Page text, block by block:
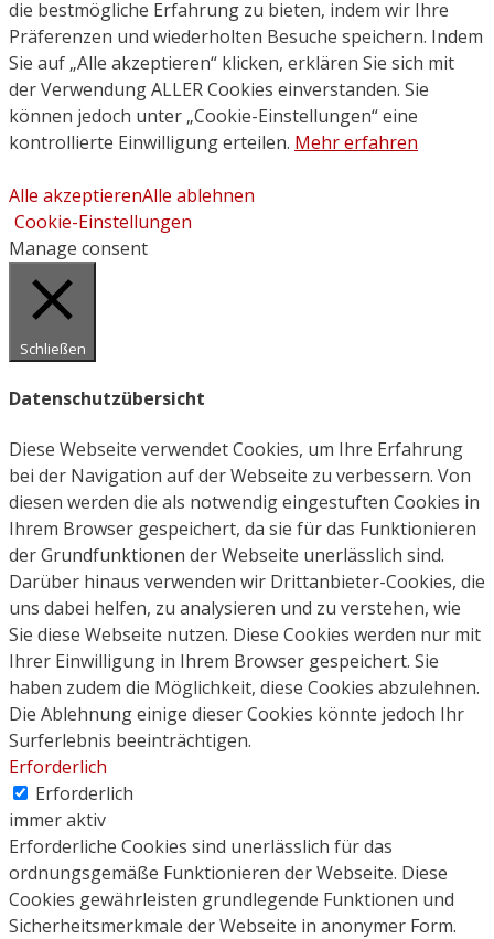
die bestmögliche Erfahrung zu bieten, indem wir Ihre
Präferenzen und wiederholten Besuche speichern. Indem
Sie auf „Alle akzeptieren“ klicken, erklären Sie sich mit
der Verwendung ALLER Cookies einverstanden. Sie
können jedoch unter „Cookie-Einstellungen“ eine
kontrollierte Einwilligung erteilen. Mehr erfahren
Alle akzeptierenAlle ablehnen
Cookie-Einstellungen
Manage consent
Schließen
Datenschutzübersicht
Diese Webseite verwendet Cookies, um Ihre Erfahrung
bei der Navigation auf der Webseite zu verbessern. Von
diesen werden die als notwendig eingestuften Cookies in
Ihrem Browser gespeichert, da sie für das Funktionieren
der Grundfunktionen der Webseite unerlässlich sind.
Darüber hinaus verwenden wir Drittanbieter-Cookies, die
uns dabei helfen, zu analysieren und zu verstehen, wie
Sie diese Webseite nutzen. Diese Cookies werden nur mit
Ihrer Einwilligung in Ihrem Browser gespeichert. Sie
haben zudem die Möglichkeit, diese Cookies abzulehnen.
Die Ablehnung einige dieser Cookies könnte jedoch Ihr
Surferlebnis beeinträchtigen.
Erforderlich
Erforderlich
immer aktiv
Erforderliche Cookies sind unerlässlich für das
ordnungsgemäße Funktionieren der Webseite. Diese
Cookies gewährleisten grundlegende Funktionen und
Sicherheitsmerkmale der Webseite in anonymer Form.